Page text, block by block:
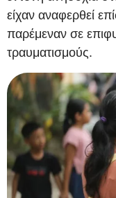
είχαν αναφερθεί
παρέμεναν σε
τραυματισμούς.